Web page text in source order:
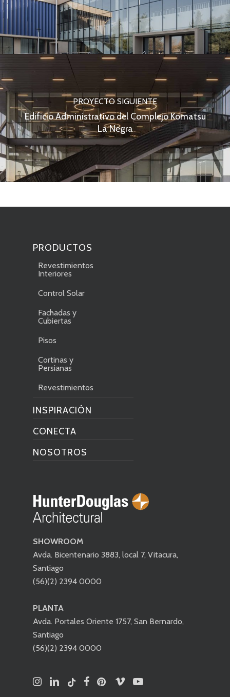
PROYECTO SIGUIENTE
Edificio Administrativo del Complejo Komatsu
La Negra
SHOWROOM
Avda. Bicentenario 3883, local 7, Vitacura,
Santiago
(56)(2) 2394 0000
PLANTA
Avda. Portales Oriente 1757, San Bernardo,
Santiago
(56)(2) 2394 0000
PRODUCTOS
Revestimientos
Interiores
Control Solar
Fachadas y
Cubiertas
Pisos
Cortinas y
Persianas
Revestimientos
INSPIRACIÓN
CONECTA
NOSOTROS